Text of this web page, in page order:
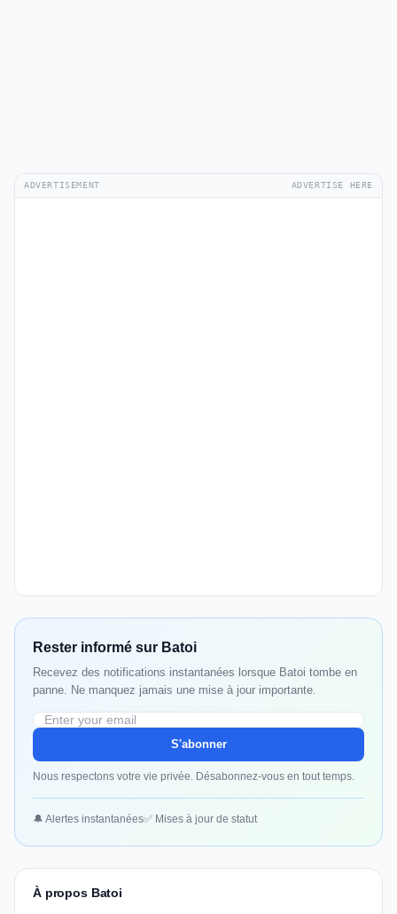
ADVERTISEMENT ADVERTISE HERE
Rester informé sur Batoi
Recevez des notifications instantanées lorsque Batoi tombe en
panne. Ne manquez jamais une mise à jour importante.
S'abonner
Nous respectons votre vie privée. Désabonnez-vous en tout temps.
🔔 Alertes instantanées✅ Mises à jour de statut
À propos Batoi